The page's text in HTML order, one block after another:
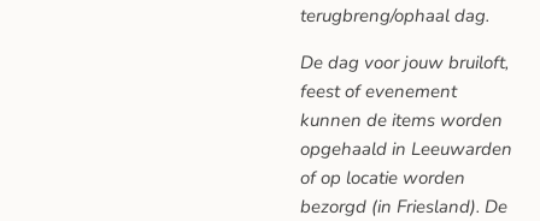
terugbreng/ophaal dag.
De dag voor jouw bruiloft,
feest of evenement
kunnen de items worden
opgehaald in Leeuwarden
of op locatie worden
bezorgd (in Friesland). De